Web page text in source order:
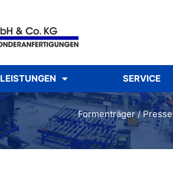
LEISTUNGEN SERVICE
Formenträger / Presse